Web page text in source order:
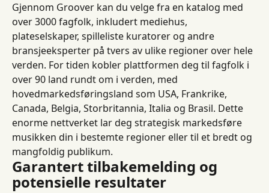
Gjennom Groover kan du velge fra en katalog med
over 3000 fagfolk, inkludert mediehus,
plateselskaper, spilleliste kuratorer og andre
bransjeeksperter på tvers av ulike regioner over hele
verden. For tiden kobler plattformen deg til fagfolk i
over 90 land rundt om i verden, med
hovedmarkedsføringsland som USA, Frankrike,
Canada, Belgia, Storbritannia, Italia og Brasil. Dette
enorme nettverket lar deg strategisk markedsføre
musikken din i bestemte regioner eller til et bredt og
mangfoldig publikum.
Garantert tilbakemelding og
potensielle resultater